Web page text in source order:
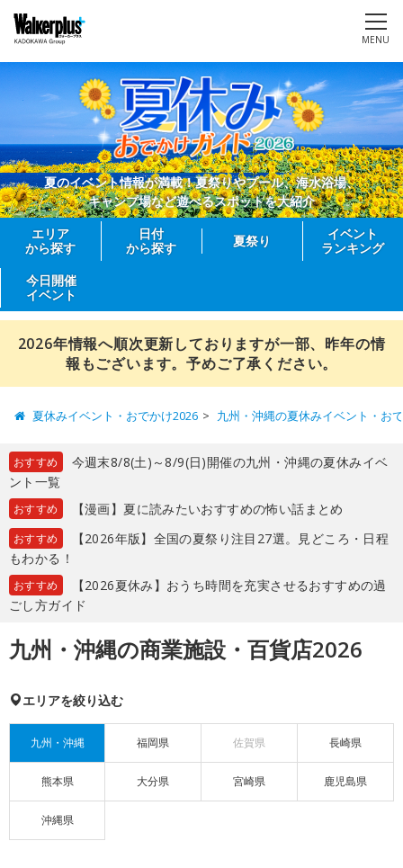
MENU
夏のイベント情報が満載！夏祭りやプール、海水浴場、
キャンプ場など遊べるスポットを大紹介
エリア
から探す
日付
から探す
夏祭り
イベント
ランキング
今日開催
イベント
2026年情報へ順次更新しておりますが一部、昨年の情
報もございます。予めご了承ください。
夏休みイベント・おでかけ2026 九州・沖縄の夏休みイベント・お
おすすめ
今週末8/8(土)～8/9(日)開催の九州・沖縄の夏休みイベ
ント一覧
おすすめ 【漫画】夏に読みたいおすすめの怖い話まとめ
おすすめ
【2026年版】全国の夏祭り注目27選。見どころ・日程
もわかる！
おすすめ
【2026夏休み】おうち時間を充実させるおすすめの過
ごし方ガイド
九州・沖縄の商業施設・百貨店2026
エリアを絞り込む
九州・沖縄 福岡県 佐賀県 長崎県
熊本県 大分県 宮崎県 鹿児島県
沖縄県